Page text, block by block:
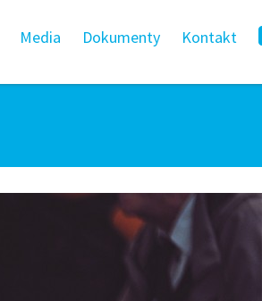
Media Dokumenty Kontakt